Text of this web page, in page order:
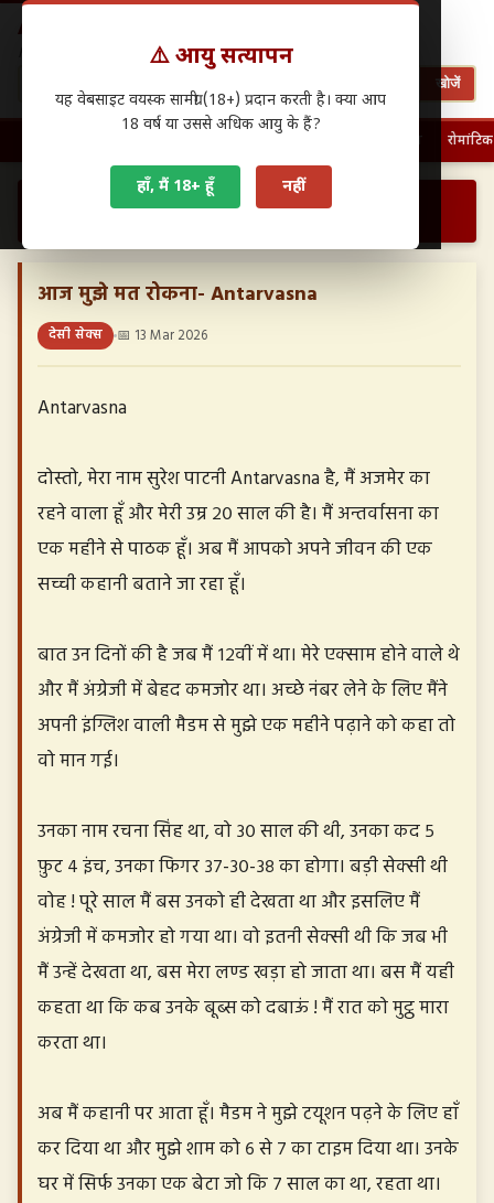
⚠️ आयु सत्यापन
यह वेबसाइट वयस्क सामग्री (18+) प्रदान करती है। क्या आप
18 वर्ष या उससे अधिक आयु के हैं?
हाँ, मैं 18+ हूँ नहीं
Antarwasna.in
Hindi Sex Stories – हिंदी सेक्स कहानियाँ
खोजें
रोमांटिक
देसी सेक्स › आज मुझे मत रोकना- Antarvasna…
आज मुझे मत रोकना- Antarvasna
देसी सेक्स 📅 13 Mar 2026
Antarvasna
दोस्तो, मेरा नाम सुरेश पाटनी Antarvasna है, मैं अजमेर का
रहने वाला हूँ और मेरी उम्र २० साल की है। मैं अन्तर्वासना का
एक महीने से पाठक हूँ। अब मैं आपको अपने जीवन की एक
सच्ची कहानी बताने जा रहा हूँ।
बात उन दिनों की है जब मैं १२वीं में था। मेरे एक्साम होने वाले थे
और मैं अंग्रेजी में बेहद कमजोर था। अच्छे नंबर लेने के लिए मैंने
अपनी इंग्लिश वाली मैडम से मुझे एक महीने पढ़ाने को कहा तो
वो मान गई।
उनका नाम रचना सिंह था, वो ३० साल की थी, उनका कद ५
फ़ुट ४ इंच, उनका फिगर ३७-३०-३८ का होगा। बड़ी सेक्सी थी
वोह ! पूरे साल मैं बस उनको ही देखता था और इसलिए मैं
अंग्रेजी में कमजोर हो गया था। वो इतनी सेक्सी थी कि जब भी
मैं उन्हें देखता था, बस मेरा लण्ड खड़ा हो जाता था। बस मैं यही
कहता था कि कब उनके बूब्स को दबाऊं ! मैं रात को मुट्ठ मारा
करता था।
अब मैं कहानी पर आता हूँ। मैडम ने मुझे टयूशन पढ़ने के लिए हाँ
कर दिया था और मुझे शाम को ६ से ७ का टाइम दिया था। उनके
घर में सिर्फ उनका एक बेटा जो कि ७ साल का था, रहता था।